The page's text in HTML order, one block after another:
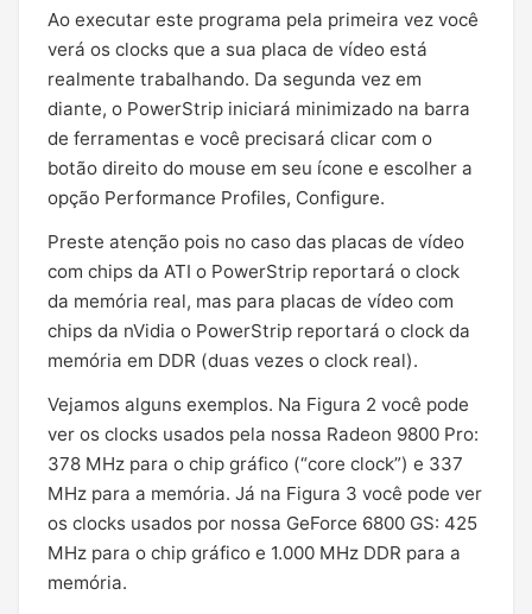
Ao executar este programa pela primeira vez você
verá os clocks que a sua placa de vídeo está
realmente trabalhando. Da segunda vez em
diante, o PowerStrip iniciará minimizado na barra
de ferramentas e você precisará clicar com o
botão direito do mouse em seu ícone e escolher a
opção Performance Profiles, Configure.
Preste atenção pois no caso das placas de vídeo
com chips da ATI o PowerStrip reportará o clock
da memória real, mas para placas de vídeo com
chips da nVidia o PowerStrip reportará o clock da
memória em DDR (duas vezes o clock real).
Vejamos alguns exemplos. Na Figura 2 você pode
ver os clocks usados pela nossa Radeon 9800 Pro:
378 MHz para o chip gráfico (“core clock”) e 337
MHz para a memória. Já na Figura 3 você pode ver
os clocks usados por nossa GeForce 6800 GS: 425
MHz para o chip gráfico e 1.000 MHz DDR para a
memória.